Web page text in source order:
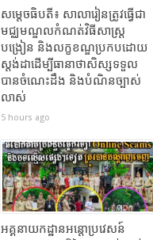
សម្ដេចធិបតី៖ សាលារៀនត្រូវធ្វើជា
មជ្ឈមណ្ឌលកំណត់វិធីសាស្ត្រ
បង្រៀន និងលក្ខខណ្ឌប្រកបដោយ
ស្តង់ដាដើម្បីធានាថាសិស្សទទួល
បានចំណេះដឹង និងបំណិនច្បាស់
លាស់
5 hours ago
អគ្គនាយកដ្ឋានអន្តោប្រវេសន៍